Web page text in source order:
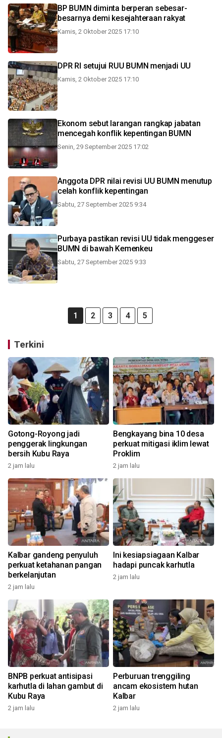
BP BUMN diminta berperan sebesar-
besarnya demi kesejahteraan rakyat
Kamis, 2 Oktober 2025 17:10
DPR RI setujui RUU BUMN menjadi UU
Kamis, 2 Oktober 2025 17:10
Ekonom sebut larangan rangkap jabatan
mencegah konflik kepentingan BUMN
Senin, 29 September 2025 17:02
Anggota DPR nilai revisi UU BUMN menutup
celah konflik kepentingan
Sabtu, 27 September 2025 9:34
Purbaya pastikan revisi UU tidak menggeser
BUMN di bawah Kemenkeu
Sabtu, 27 September 2025 9:33
1 2 3 4 5
Terkini
Gotong-Royong jadi
penggerak lingkungan
bersih Kubu Raya
2 jam lalu
Bengkayang bina 10 desa
perkuat mitigasi iklim lewat
Proklim
2 jam lalu
Kalbar gandeng penyuluh
perkuat ketahanan pangan
berkelanjutan
2 jam lalu
Ini kesiapsiagaan Kalbar
hadapi puncak karhutla
2 jam lalu
BNPB perkuat antisipasi
karhutla di lahan gambut di
Kubu Raya
2 jam lalu
Perburuan trenggiling
ancam ekosistem hutan
Kalbar
2 jam lalu